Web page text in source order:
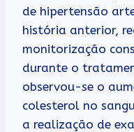
de hipertensão
história anterior,
monitorização
durante o
observou-se o
colesterol no
a realização de